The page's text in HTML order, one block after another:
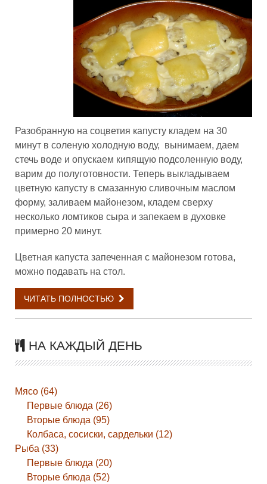
Разобранную на соцветия капусту кладем на 30
минут в соленую холодную воду, вынимаем, даем
стечь воде и опускаем кипящую подсоленную воду,
варим до полуготовности. Теперь выкладываем
цветную капусту в смазанную сливочным маслом
форму, заливаем майонезом, кладем сверху
несколько ломтиков сыра и запекаем в духовке
примерно 20 минут.
Цветная капуста запеченная с майонезом готова,
можно подавать на стол.
ЧИТАТЬ ПОЛНОСТЬЮ
НА КАЖДЫЙ ДЕНЬ
Мясо (64)
Первые блюда (26)
Вторые блюда (95)
Колбаса, сосиски, сардельки (12)
Рыба (33)
Первые блюда (20)
Вторые блюда (52)